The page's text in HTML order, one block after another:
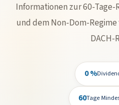
Informationen zur 60-
und dem Non-Dom-
DACH-
0 %
60Tage